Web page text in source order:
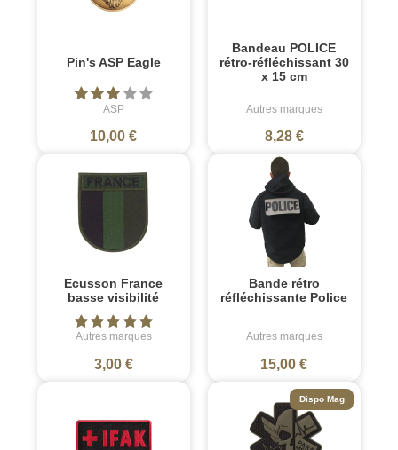
Pin's ASP Eagle
ASP
10,00 €
Bandeau POLICE
rétro-réfléchissant 30
x 15 cm
Autres marques
8,28 €
Ecusson France
basse visibilité
Autres marques
3,00 €
Bande rétro
réfléchissante Police
Autres marques
15,00 €
Dispo Mag